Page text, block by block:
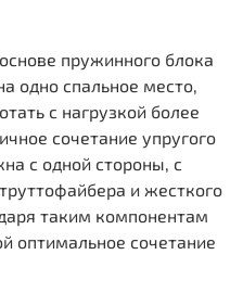
пружинного блока
одно спальное место,
с нагрузкой более
сочетание упругого
с одной стороны, с
и жесткого
таким компонентам
оптимальное сочетание